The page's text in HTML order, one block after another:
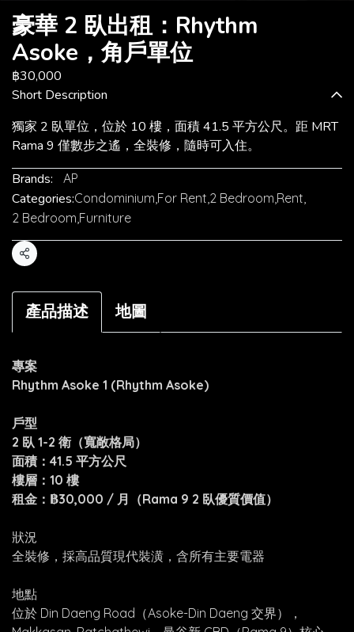
豪華 2 臥出租：Rhythm
Asoke，角戶單位
฿30,000
Short Description
獨家 2 臥單位，位於 10 樓，面積 41.5 平方公尺。距 MRT
Rama 9 僅數步之遙，全裝修，隨時可入住。
Brands:
AP
Categories:Condominium,For Rent,2 Bedroom,Rent,
2 Bedroom,Furniture
Share
產品描述 地圖
專案
Rhythm Asoke 1 (Rhythm Asoke)
戶型
2 臥 1-2 衛（寬敞格局）
面積：41.5 平方公尺
樓層：10 樓
租金：฿30,000 / 月（Rama 9 2 臥優質價值）
狀況
全裝修，採高品質現代裝潢，含所有主要電器
地點
位於 Din Daeng Road（Asoke-Din Daeng 交界），